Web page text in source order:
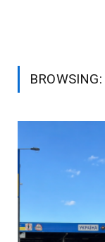
BROWSING: